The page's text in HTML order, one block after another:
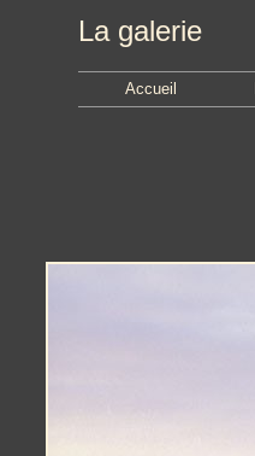
La galerie
Accueil